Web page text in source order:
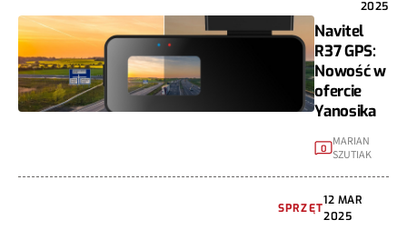
2025
Navitel
R37 GPS:
Nowość w
ofercie
Yanosika
0
MARIAN
SZUTIAK
SPRZĘT
12 MAR
2025